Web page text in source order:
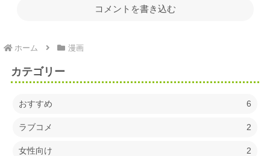
コメントを書き込む
ホーム 漫画
カテゴリー
おすすめ 6
ラブコメ 2
女性向け 2